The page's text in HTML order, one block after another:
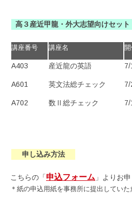
高３産近甲龍・外大志望向けセット
講座番号 講座名
A403 産近龍の英語
A601 英文法総チェック
A702 数Ⅱ総チェック
申し込み方法
こちらの「申込フォーム 」よりお
＊紙の申込用紙を事務所に提出していた